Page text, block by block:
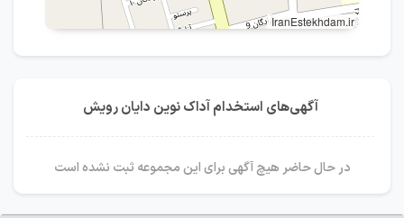
IranEstekhdam.ir
آگهی‌های استخدام آداک نوین دایان رویش
در حال حاضر هیچ آگهی برای این مجموعه ثبت نشده است